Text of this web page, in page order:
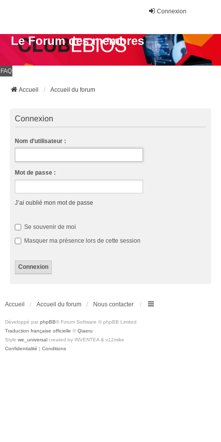
Connexion
Le Forum des membres
FAQ
Accueil Accueil du forum
Connexion
Nom d’utilisateur :
Mot de passe :
J’ai oublié mon mot de passe
Se souvenir de moi
Masquer ma présence lors de cette session
Accueil Accueil du forum Nous contacter
Développé par phpBB® Forum Software © phpBB Limited
Traduction française officielle © Qiaeru
Style we_universal created by INVENTEA & v12mike
Confidentialité | Conditions